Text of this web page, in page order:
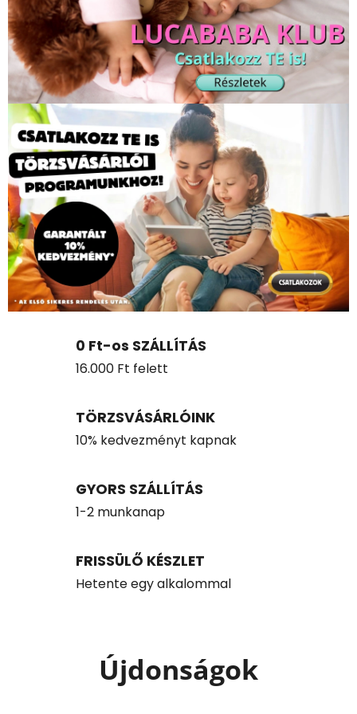
0 Ft-os SZÁLLÍTÁS
16.000 Ft felett
TÖRZSVÁSÁRLÓINK
10% kedvezményt kapnak
GYORS SZÁLLÍTÁS
1-2 munkanap
FRISSÜLŐ KÉSZLET
Hetente egy alkalommal
Újdonságok